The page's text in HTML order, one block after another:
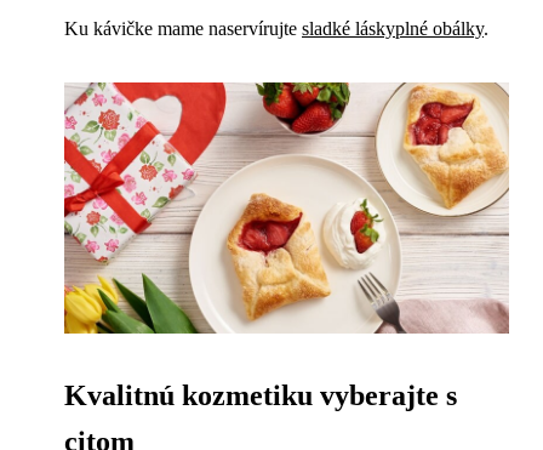
Ku kávičke mame naservírujte sladké láskyplné obálky.
Kvalitnú kozmetiku vyberajte s
citom